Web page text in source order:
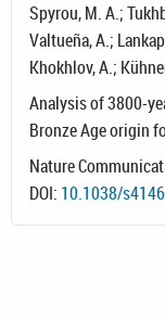
Spyrou, M. A.;
Valtueña, A.;
Khokhlov, A.;
Analysis of 3800-
Bronze Age origin
Nature
DOI: 10.1038/